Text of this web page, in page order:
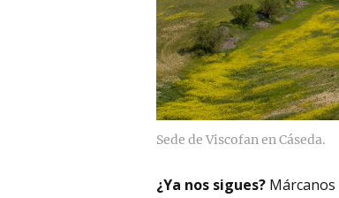
Sede de Viscofan en Cáseda.
¿Ya nos sigues?